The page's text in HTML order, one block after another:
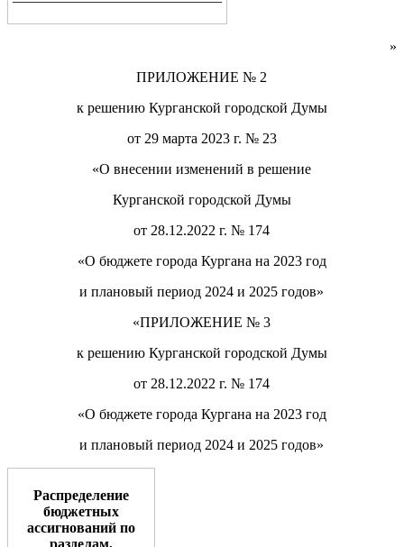
»
ПРИЛОЖЕНИЕ № 2
к решению Курганской городской Думы
от29 марта 2023 г. №23
«О внесении изменений в решение
Курганской городской Думы
от 28.12.2022 г.№ 174
«О бюджете города Кургана на 2023 год
иплановый период 2024 и 2025 годов»
«ПРИЛОЖЕНИЕ №3
к решению Курганской городской Думы
от 28.12.2022 г. № 174
«О бюджете города Кургана на 2023год
и плановый период 2024 и 2025 годов»
Распределение
бюджетных
ассигнований по
разделам,